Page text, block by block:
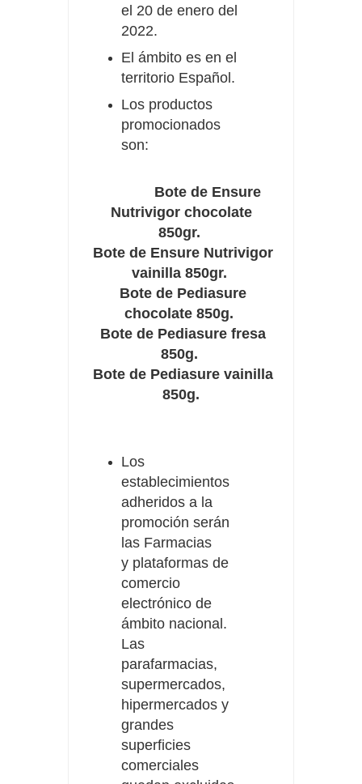
el 20 de enero del
2022.
El ámbito es en el
territorio Español.
Los productos
promocionados
son:
Bote de Ensure
Nutrivigor chocolate
850gr.
Bote de Ensure Nutrivigor
vainilla 850gr.
Bote de Pediasure
chocolate 850g.
Bote de Pediasure fresa
850g.
Bote de Pediasure vainilla
850g.
Los
establecimientos
adheridos a la
promoción serán
las Farmacias
y plataformas de
comercio
electrónico de
ámbito nacional.
Las
parafarmacias,
supermercados,
hipermercados y
grandes
superficies
comerciales